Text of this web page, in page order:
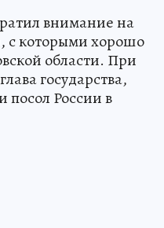
внимание на
с которыми хорошо
области. При
государства,
посол России в